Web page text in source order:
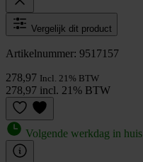
Vergelijk dit product
Artikelnummer: 9517157
278,97 Incl. 21% BTW
278,97 incl. 21% BTW
Volgende werkdag in huis